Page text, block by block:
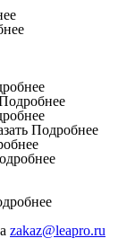
Подробнее
zakaz@leapro.ru